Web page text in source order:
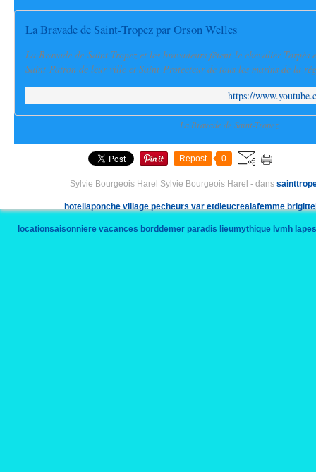
La Bravade de Saint-Tropez par Orson Welles
La Bravade de Saint-Tropez et les bravadeurs fêtent le chevalier Torpès
Saint-Patron de leur ville et Saint-Protecteur de tous les marins de la
https://
La Bravade de Saint-Tropez
Repost 0
Sylvie Bourgeois Harel Sylvie Bourgeois Harel - dans
hotellaponche village pecheurs var etdieucrealafemme
locationsaisonniere vacances borddemer paradis lieumythique lvmh